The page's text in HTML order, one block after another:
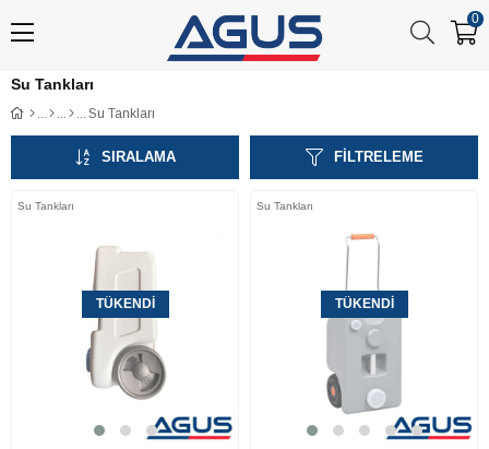
0
Su Tankları
Su Tankları
FILTRELEME
SIRALAMA
Su Tankları
TÜKENDI
Su Tankları
TÜKENDI